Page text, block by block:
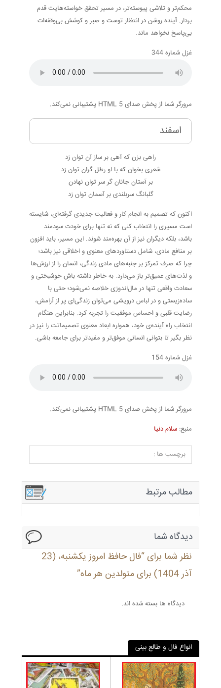
محکم‌تر و تلاشی پیوسته‌تر، در مسیر تحقق خواسته‌هایت قدم
بردار. آینده روشن در انتظار توست و صبر و کوشش بی‌وقفه‌ات
بی‌پاسخ نخواهد ماند.
غزل شماره 344
مرورگر شما از پخش صدای HTML 5 پشتیبانی نمی‌کند.
اسفند
راهی بزن که آهی بر ساز آن توان زد
شعری بخوان که با او رطل گران توان زد
بر آستان جانان گر سر توان نهادن
گلبانگ سربلندی بر آسمان توان زد
اکنون که تصمیم به انجام کار و فعالیت جدیدی گرفته‌ای، شایسته
است مسیری را انتخاب کنی که نه تنها برای خودت سودمند
باشد، بلکه دیگران نیز از آن بهره‌مند شوند. این مسیر، باید افزون
بر منافع مادی، شامل دستاوردهای معنوی و اخلاقی نیز باشد؛
چرا که صرف تمرکز بر جنبه‌های مادی زندگی، انسان را از ارزش‌ها
و لذت‌های عمیق‌تر باز می‌دارد. به خاطر داشته باش خوشبختی و
سعادت واقعی تنها در مال‌اندوزی خلاصه نمی‌شود؛ حتی با
ساده‌زیستی و در لباس درویشی می‌توان زندگی‌ای پر از آرامش،
رضایت قلبی و احساس موفقیت را تجربه کرد. بنابراین هنگام
انتخاب راه آینده‌ی خود، همواره ابعاد معنوی تصمیماتت را نیز در
نظر بگیر تا بتوانی انسانی موفق‌تر و مفیدتر برای جامعه باشی.
غزل شماره 154
مرورگر شما از پخش صدای HTML 5 پشتیبانی نمی‌کند.
منبع: سلام دنیا
برچسب ها :
مطالب مرتبط
دیدگاه شما
نظر شما برای “فال حافظ امروز یکشنبه، (23
آذر 1404) برای متولدین هر ماه”
دیدگاه ها بسته شده اند.
انواع فال و طالع بینی